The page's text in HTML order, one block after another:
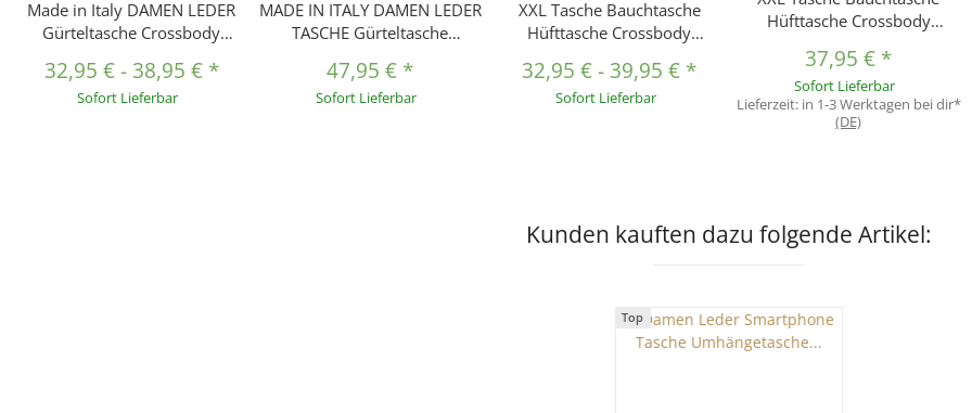
Made in Italy DAMEN LEDER
Gürteltasche Crossbody
Umhängetasche Brusttasche
CrossOver Bodybag
32,95 €-38,95 € *
Sofort Lieferbar
MADE IN ITALY DAMEN LEDER
TASCHE Gürteltasche
Bauchtasche Umhängetasche
Schultertasche Brusttasche
47,95 € *
Sofort Lieferbar
XXL Tasche Bauchtasche
Hüfttasche Crossbody
Umhängetasche Kunstleder
Gürteltasche Crossover
32,95 €-39,95 € *
Sofort Lieferbar
Hüfttasche Crossbody
Umhängetasche Kunstleder
Gürteltasche Crossover
Slingntasche Unisex Bag
Cognac
37,95 € *
Sofort Lieferbar
Lieferzeit: in 1-3 Werktagen bei dir*
(DE)
Kunden kauften dazu folgende Artikel:
Top